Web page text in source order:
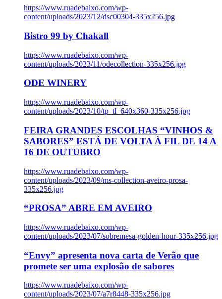
https://www.ruadebaixo.com/wp-
content/uploads/2023/12/dsc00304-335x256.jpg
Bistro 99 by Chakall
https://www.ruadebaixo.com/wp-
content/uploads/2023/11/odecollection-335x256.jpg
ODE WINERY
https://www.ruadebaixo.com/wp-
content/uploads/2023/10/tp_tl_640x360-335x256.jpg
FEIRA GRANDES ESCOLHAS “VINHOS &
SABORES” ESTÁ DE VOLTA À FIL DE 14 A
16 DE OUTUBRO
https://www.ruadebaixo.com/wp-
content/uploads/2023/09/ms-collection-aveiro-prosa-
335x256.jpg
“PROSA” ABRE EM AVEIRO
https://www.ruadebaixo.com/wp-
content/uploads/2023/07/sobremesa-golden-hour-335x256.jpg
“Envy” apresenta nova carta de Verão que
promete ser uma explosão de sabores
https://www.ruadebaixo.com/wp-
content/uploads/2023/07/a7r8448-335x256.jpg